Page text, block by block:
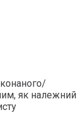
як належний